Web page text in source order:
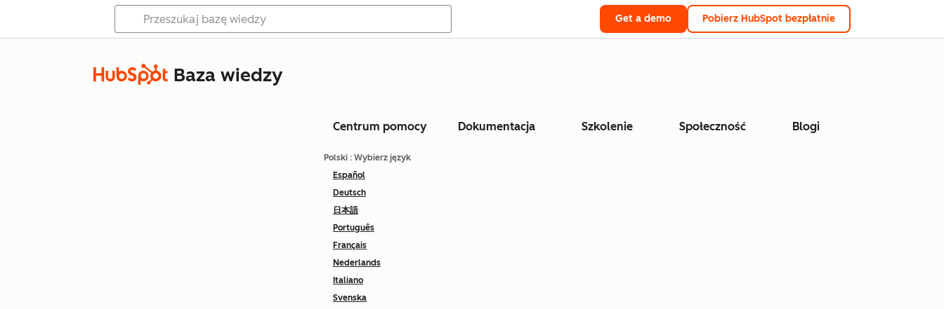
Get a demo Pobierz HubSpot bezpłatnie
Baza wiedzy
Centrum pomocy Dokumentacja Szkolenie Społeczność Blogi
Polski : Wybierz język
Español
Deutsch
日本語
Português
Français
Nederlands
Italiano
Svenska